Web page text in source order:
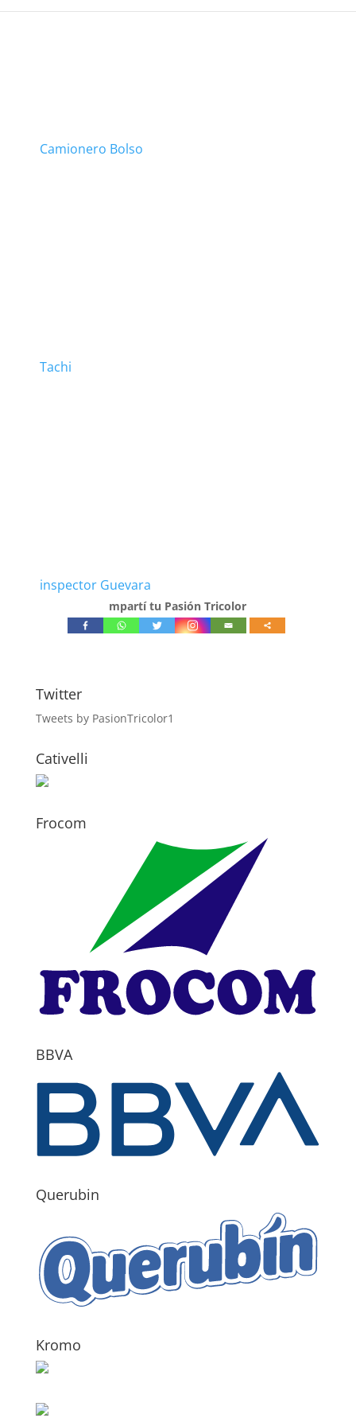
Camionero Bolso
Tachi
inspector Guevara
mpartí tu Pasión Tricolor
Twitter
Tweets by PasionTricolor1
Cativelli
Frocom
BBVA
Querubin
Kromo